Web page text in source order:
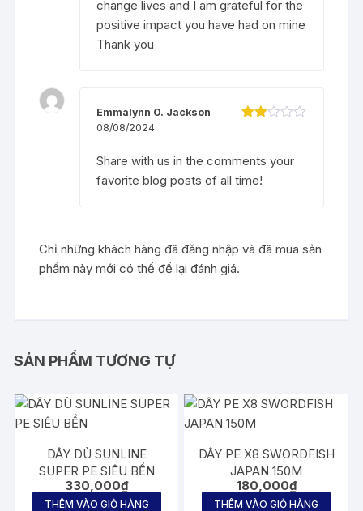
ng
change lives and I am grateful for the
positive impact you have had on mine
Thank you
hạng
25
Emmalynn O. Jackson–
08/08/2024
Share with us in the comments your
favorite blog posts of all time!
Chỉ những khách hàng đã đăng nhập và đã mua sản
phẩm này mới có thể để lại đánh giá.
SẢN PHẨM TƯƠNG TỰ
DÂY DÙ SUNLINE
SUPER PE SIÊU BỀN
330,000₫
THÊM VÀO GIỎ HÀNG
DÂY PE X8 SWORDFISH
JAPAN 150M
180,000₫
THÊM VÀO GIỎ HÀNG